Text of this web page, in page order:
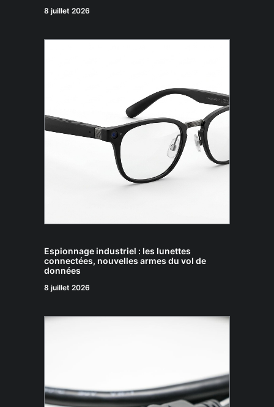
8 juillet 2026
Espionnage industriel : les lunettes
connectées, nouvelles armes du vol de
données
8 juillet 2026